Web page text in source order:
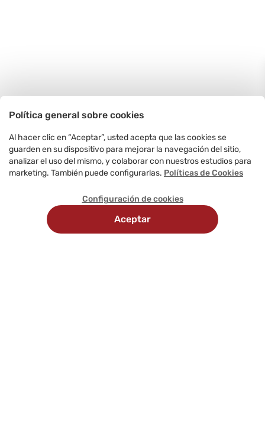
Política general sobre cookies
Al hacer clic en “Aceptar”, usted acepta que las cookies se
guarden en su dispositivo para mejorar la navegación del sitio,
analizar el uso del mismo, y colaborar con nuestros estudios para
marketing. También puede configurarlas. Políticas de Cookies
Configuración de cookies
Aceptar